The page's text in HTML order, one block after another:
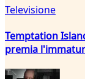
Televisione
Temptation
premia